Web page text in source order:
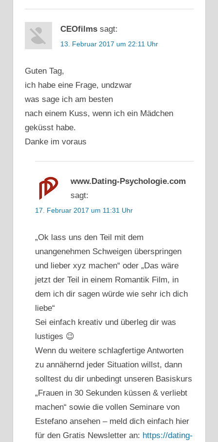
CEOfilms sagt:
13. Februar 2017 um 22:11 Uhr
Guten Tag,
ich habe eine Frage, undzwar
was sage ich am besten
nach einem Kuss, wenn ich ein Mädchen
geküsst habe.
Danke im voraus
www.Dating-Psychologie.com
sagt:
17. Februar 2017 um 11:31 Uhr
„Ok lass uns den Teil mit dem
unangenehmen Schweigen überspringen
und lieber xyz machen“ oder „Das wäre
jetzt der Teil in einem Romantik Film, in
dem ich dir sagen würde wie sehr ich dich
liebe“
Sei einfach kreativ und überleg dir was
lustiges 😉
Wenn du weitere schlagfertige Antworten
zu annähernd jeder Situation willst, dann
solltest du dir unbedingt unseren Basiskurs
„Frauen in 30 Sekunden küssen & verliebt
machen“ sowie die vollen Seminare von
Estefano ansehen – meld dich einfach hier
für den Gratis Newsletter an: https://dating-